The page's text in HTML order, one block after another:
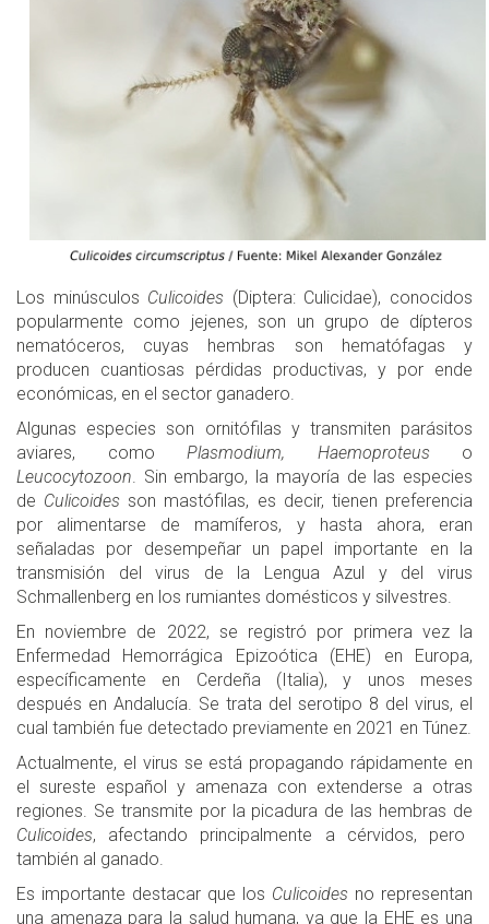
Los minúsculos Culicoides (Diptera: Culicidae), conocidos
popularmente como jejenes, son un grupo de dípteros
nematóceros, cuyas hembras son hematófagas y
producen cuantiosas pérdidas productivas, y por ende
económicas, en el sector ganadero.
Algunas especies son ornitófilas y transmiten parásitos
aviares, como Plasmodium, Haemoproteus o
Leucocytozoon. Sin embargo, la mayoría de las especies
de Culicoides son mastófilas, es decir, tienen preferencia
por alimentarse de mamíferos, y hasta ahora, eran
señaladas por desempeñar un papel importante en la
transmisión del virus de la Lengua Azul y del virus
Schmallenberg en los rumiantes domésticos y silvestres.
En noviembre de 2022, se registró por primera vez la
Enfermedad Hemorrágica Epizoótica (EHE) en Europa,
específicamente en Cerdeña (Italia), y unos meses
después en Andalucía. Se trata del serotipo 8 del virus, el
cual también fue detectado previamente en 2021 en Túnez.
Actualmente, el virus se está propagando rápidamente en
el sureste español y amenaza con extenderse a otras
regiones. Se transmite por la picadura de las hembras de
Culicoides, afectando principalmente a cérvidos, pero
también al ganado.
Es importante destacar que los Culicoides no representan
una amenaza para la salud humana, ya que la EHE es una